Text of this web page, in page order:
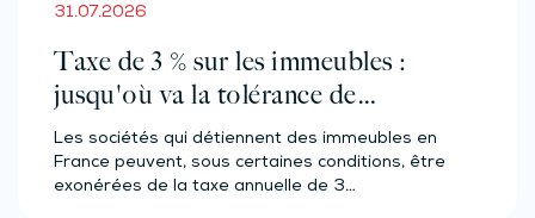
31.07.2026
Taxe de 3 % sur les immeubles :
jusqu'où va la tolérance de
l'administration ?
Les sociétés qui détiennent des immeubles en
France peuvent, sous certaines conditions, être
exonérées de la taxe annuelle de 3…